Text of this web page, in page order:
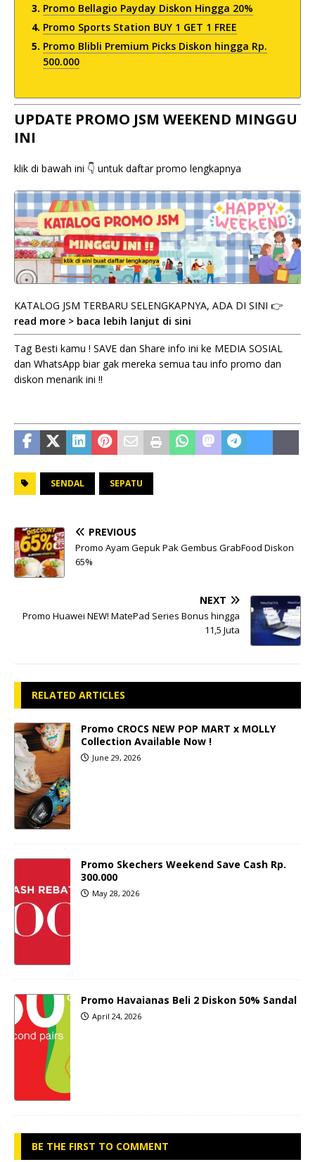
Promo Bellagio Payday Diskon Hingga 20%
Promo Sports Station BUY 1 GET 1 FREE
Promo Blibli Premium Picks Diskon hingga Rp.
500.000
UPDATE PROMO JSM WEEKEND MINGGU
INI
klik di bawah ini 👇 untuk daftar promo lengkapnya
KATALOG JSM TERBARU SELENGKAPNYA, ADA DI SINI 👉
read more > baca lebih lanjut di sini
Tag Besti kamu ! SAVE dan Share info ini ke MEDIA SOSIAL
dan WhatsApp biar gak mereka semua tau info promo dan
diskon menarik ini !!
SENDAL SEPATU
PREVIOUS
Promo Ayam Gepuk Pak Gembus GrabFood Diskon
65%
NEXT
Promo Huawei NEW! MatePad Series Bonus hingga
11,5 Juta
RELATED ARTICLES
Promo CROCS NEW POP MART x MOLLY
Collection Available Now !
June 29, 2026
Promo Skechers Weekend Save Cash Rp.
300.000
May 28, 2026
Promo Havaianas Beli 2 Diskon 50% Sandal
April 24, 2026
BE THE FIRST TO COMMENT